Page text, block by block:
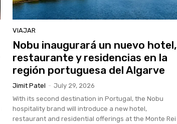
VIAJAR
Nobu inaugurará un nuevo hotel,
restaurante y residencias en la
región portuguesa del Algarve
Jimit Patel - July 29, 2026
With its second destination in Portugal, the Nobu
hospitality brand will introduce a new hotel,
restaurant and residential offerings at the Monte Rei